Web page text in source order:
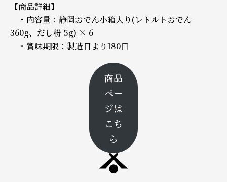
【商品詳細】
・内容量：静岡おでん小箱入り(レトルトおでん
360g、だし粉 5g) × 6
・賞味期限：製造日より180日
商品
ペー
ジは
こち
ら